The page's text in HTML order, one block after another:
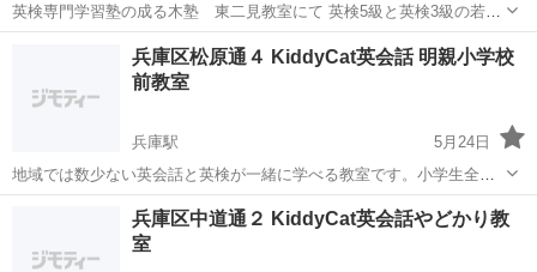
英検専門学習塾の成る木塾 東二見教室にて 英検5級と英検3級の若干
名を地域貢献の為、無料で受験ご招待致します。 ご興味のある方はお
問い合わせ下さい。 http://naruki-juku.co.jp/ 【...
英検 無料
兵庫区松原通４ KiddyCat英会話 明親小学校
前教室
兵庫駅
5月24日
地域では数少ない英会話と英検が一緒に学べる教室です。小学生全学
年対象 月３回英会話に英検5、４級講座月１回を選べる 基礎だからこ
そしっかり身につけよう！先生は英検１級TOEIC935 講師経験豊富 ！
兵庫駅 英検
兵庫区中道通２ KiddyCat英会話やどかり教
室